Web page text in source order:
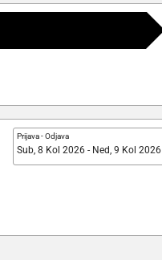
Prijava-Odjava
Sub, 8 Kol 2026 - Ned, 9 Kol 2026